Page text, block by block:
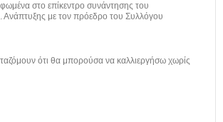
στο επίκεντρο συνάντησης του
Ανάπτυξης με τον πρόεδρο του Συλλόγου
ότι θα μπορούσα να καλλιεργήσω χωρίς